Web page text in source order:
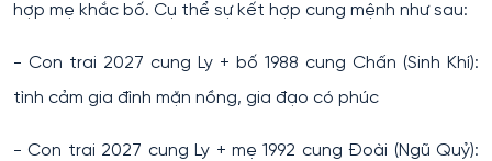
hợp mẹ khắc bố. Cụ thể sự kết hợp cung mệnh như sau:
- Con trai 2027 cung Ly + bố 1988 cung Chấn (Sinh Khí):
tình cảm gia đình mặn nồng, gia đạo có phúc
- Con trai 2027 cung Ly + mẹ 1992 cung Đoài (Ngũ Quỷ):